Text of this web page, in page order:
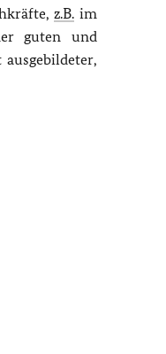
z.B. im
guten und